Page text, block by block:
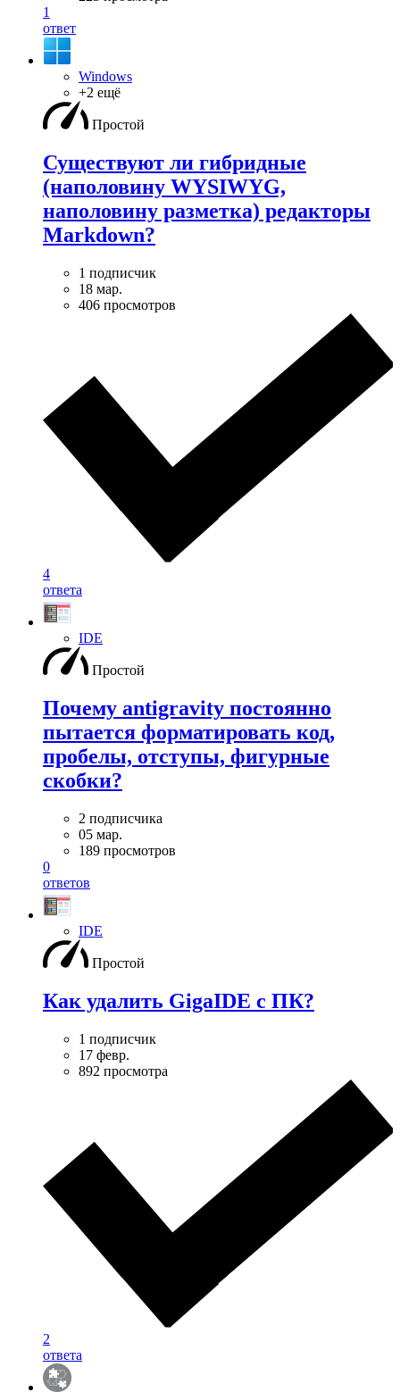
1
ответ
Windows
+2 ещё
Простой
Существуют ли гибридные
(наполовину WYSIWYG,
наполовину разметка) редакторы
Markdown?
1 подписчик
18 мар.
406 просмотров
4
ответа
IDE
Простой
Почему antigravity постоянно
пытается форматировать код,
пробелы, отступы, фигурные
скобки?
2 подписчика
05 мар.
189 просмотров
0
ответов
IDE
Простой
Как удалить GigaIDE с ПК?
1 подписчик
17 февр.
892 просмотра
2
ответа